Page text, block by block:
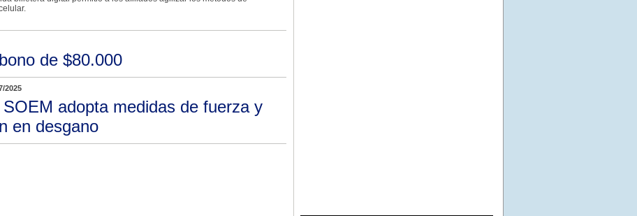
de $80.000
2025
SOEM adopta medidas de fuerza y
en desgano